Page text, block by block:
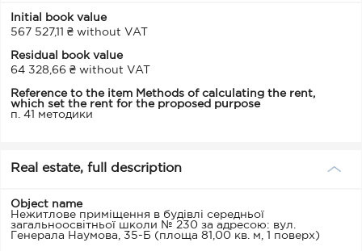
Initial book value
567 527,11 ₴ without VAT
Residual book value
64 328,66 ₴ without VAT
Reference to the item Methods of calculating the rent,
which set the rent for the proposed purpose
п. 41 методики
Real estate, full description
Object name
Нежитлове приміщення в будівлі середньої
загальноосвітньої школи № 230 за адресою: вул.
Генерала Наумова, 35-Б (площа 81,00 кв. м, 1 поверх)